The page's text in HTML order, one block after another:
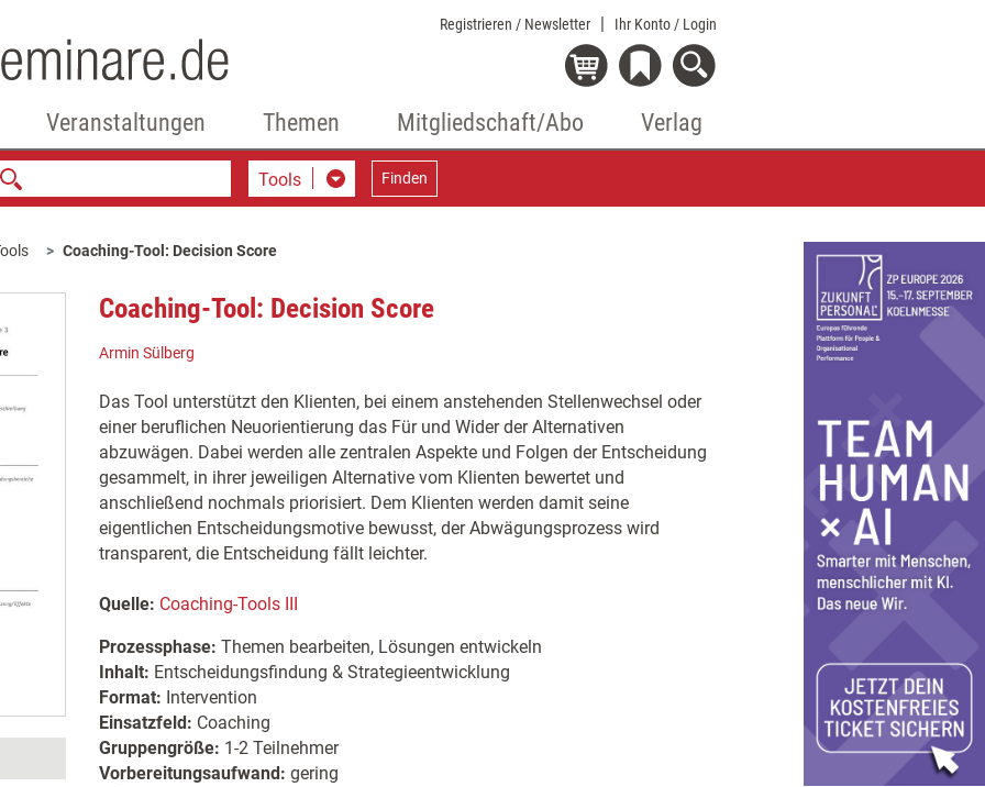
Registrieren / Newsletter Ihr Konto / Login
Veranstaltungen Themen Mitgliedschaft/Abo Verlag
Tools Finden
Coaching-Tool: Decision Score
Coaching-Tool: Decision Score
Armin Sülberg
Das Tool unterstützt den Klienten, bei einem anstehenden Stellenwechsel oder
einer beruflichen Neuorientierung das Für und Wider der Alternativen
abzuwägen. Dabei werden alle zentralen Aspekte und Folgen der Entscheidung
gesammelt, in ihrer jeweiligen Alternative vom Klienten bewertet und
anschließend nochmals priorisiert. Dem Klienten werden damit seine
eigentlichen Entscheidungsmotive bewusst, der Abwägungsprozess wird
transparent, die Entscheidung fällt leichter.
Quelle: Coaching-Tools III
Prozessphase: Themen bearbeiten, Lösungen entwickeln
Inhalt: Entscheidungsfindung & Strategieentwicklung
Format: Intervention
Einsatzfeld: Coaching
Gruppengröße: 1-2 Teilnehmer
Vorbereitungsaufwand: gering